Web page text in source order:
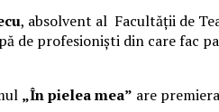
, absolvent al Facultății de
de profesioniști din care fac
„În pielea mea” are